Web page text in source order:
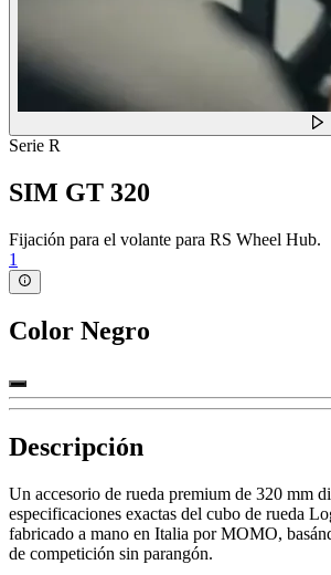
Serie R
SIM GT 320
Fijación para el volante para RS Wheel Hub.
1
Color Negro
Descripción
Un accesorio de rueda premium de 320 mm
especificaciones exactas del cubo de rueda
fabricado a mano en Italia por MOMO,
de competición sin parangón.